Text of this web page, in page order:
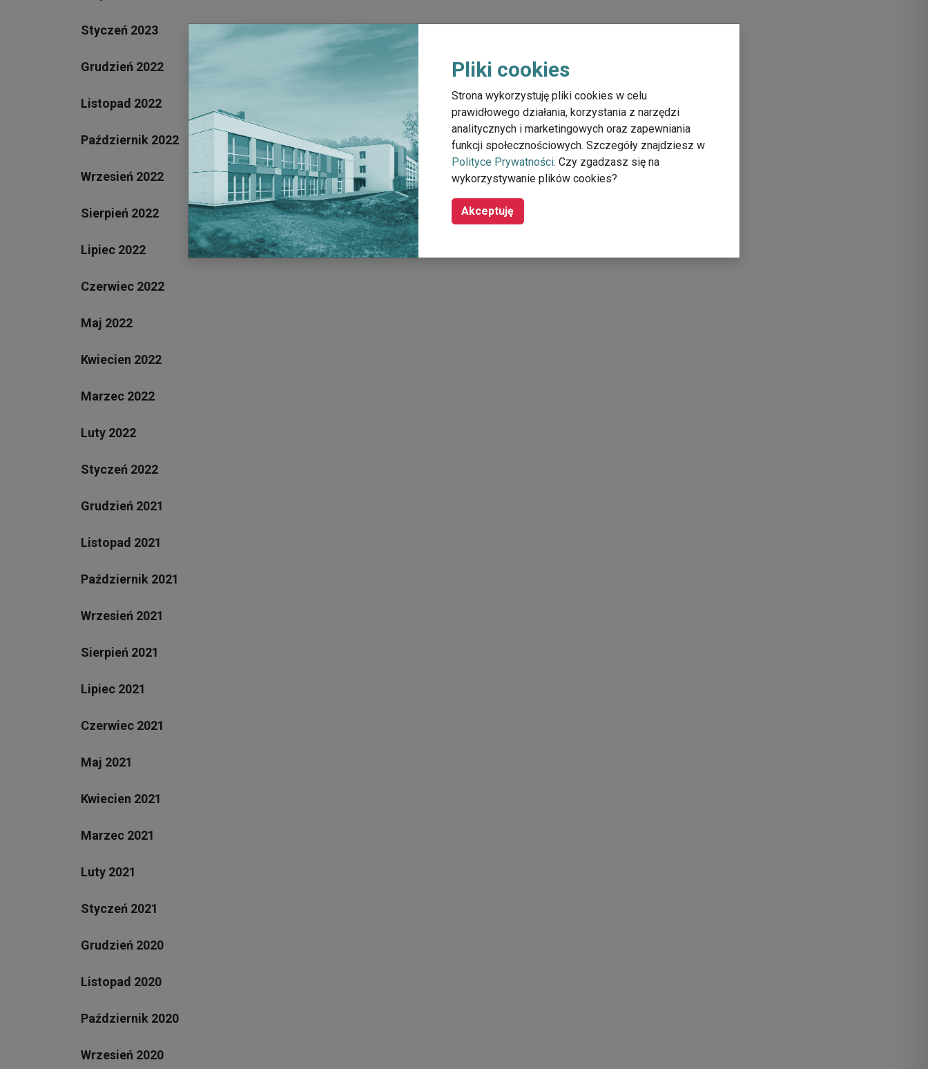
Styczeń 2023
Grudzień 2022
Listopad 2022
Październik 2022
Wrzesień 2022
Sierpień 2022
Lipiec 2022
Czerwiec 2022
Maj 2022
Kwiecien 2022
Marzec 2022
Luty 2022
Styczeń 2022
Grudzień 2021
Listopad 2021
Październik 2021
Wrzesień 2021
Sierpień 2021
Lipiec 2021
Czerwiec 2021
Maj 2021
Kwiecien 2021
Marzec 2021
Luty 2021
Styczeń 2021
Grudzień 2020
Listopad 2020
Październik 2020
Wrzesień 2020
Pliki cookies
Strona wykorzystuję pliki cookies w celu
prawidłowego działania, korzystania z narzędzi
analitycznych i marketingowych oraz zapewniania
funkcji społecznościowych. Szczegóły znajdziesz w
Polityce Prywatności. Czy zgadzasz się na
wykorzystywanie plików cookies?
Akceptuję